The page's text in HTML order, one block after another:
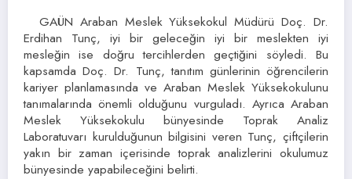
GAÜN Araban Meslek Yüksekokul Müdürü Doç. Dr.
Erdihan Tunç, iyi bir geleceğin iyi bir meslekten iyi
mesleğin ise doğru tercihlerden geçtiğini söyledi. Bu
kapsamda Doç. Dr. Tunç, tanıtım günlerinin öğrencilerin
kariyer planlamasında ve Araban Meslek Yüksekokulunu
tanımalarında önemli olduğunu vurguladı. Ayrıca Araban
Meslek Yüksekokulu bünyesinde Toprak Analiz
Laboratuvarı kurulduğunun bilgisini veren Tunç, çiftçilerin
yakın bir zaman içerisinde toprak analizlerini okulumuz
bünyesinde yapabileceğini belirti.